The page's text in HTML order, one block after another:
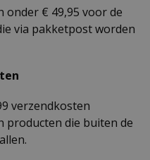
onder € 49,95 voor de
via pakketpost worden
verzendkosten
producten die buiten de